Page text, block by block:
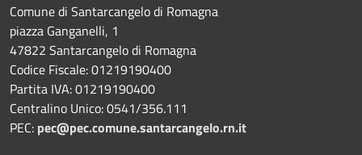
Comune di Santarcangelo di Romagna
piazza Ganganelli, 1
47822 Santarcangelo di Romagna
Codice Fiscale: 01219190400
Partita IVA: 01219190400
Centralino Unico: 0541/356.111
PEC: pec@pec.comune.santarcangelo.rn.it